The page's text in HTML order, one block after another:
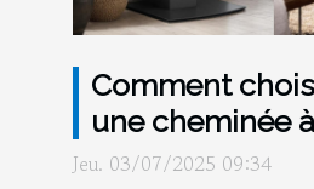
Comment
une cheminée
une cheminée à
Jeu. 03/07/2025 09:34